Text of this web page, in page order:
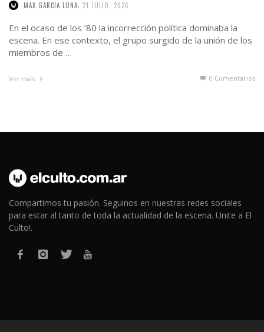
MAX GARCIA LUNA 21 JULIO, 2026
En el ocaso de los ’80 la incorrección política dominaba la
escena. En ese contexto, el grupo surgido de la unión de los
miembros de …
Ver más 0 Comentarios
Compartimos tu pasión. Seguinos en nuestras redes sociales
para estar al tanto de toda la actualidad de la escena. Unite a El
Culto!.